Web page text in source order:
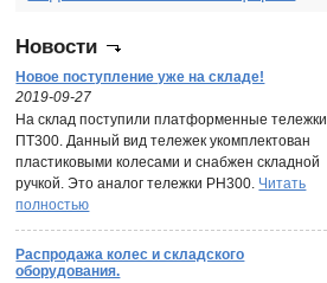
Новости
Новое поступление уже на складе!
2019-09-27
На склад поступили платформенные тележки
ПТ300. Данный вид тележек укомплектован
пластиковыми колесами и снабжен складной
ручкой. Это аналог тележки PH300. Читать
полностью
Распродажа колес и складского
оборудования.